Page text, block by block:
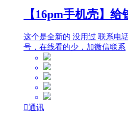
【16pm手机壳】给
这个是全新的 没用过 联系电
号，在线看的少，加微信联系
通讯